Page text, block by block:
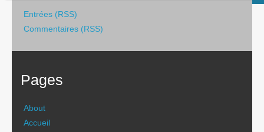
Entrées (RSS)
Commentaires (RSS)
Pages
About
Accueil